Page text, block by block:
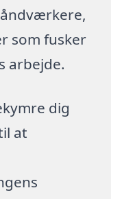
som fusker
arbejde.
dig
at